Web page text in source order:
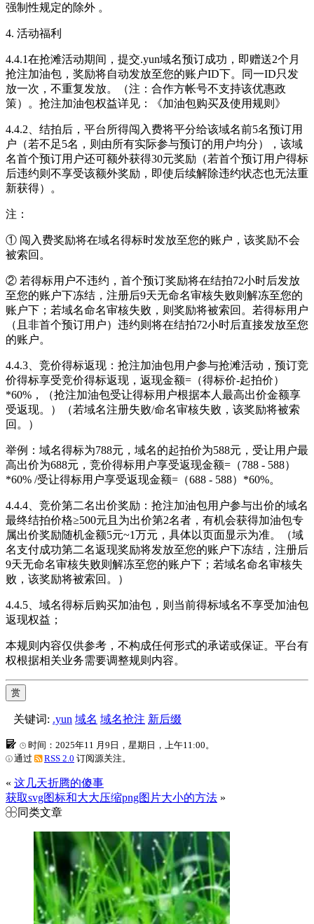
强制性规定的除外 。
4. 活动福利
4.4.1在抢滩活动期间，提交.yun域名预订成功，即赠送2个月
抢注加油包，奖励将自动发放至您的账户ID下。同一ID只发
放一次，不重复发放。（注：合作方帐号不支持该优惠政
策）。抢注加油包权益详见：《加油包购买及使用规则》
4.4.2、结拍后，平台所得闯入费将平分给该域名前5名预订用
户（若不足5名，则由所有实际参与预订的用户均分），该域
名首个预订用户还可额外获得30元奖励（若首个预订用户得标
后违约则不享受该额外奖励，即使后续解除违约状态也无法重
新获得）。
注：
① 闯入费奖励将在域名得标时发放至您的账户，该奖励不会
被索回。
② 若得标用户不违约，首个预订奖励将在结拍72小时后发放
至您的账户下冻结，注册后9天无命名审核失败则解冻至您的
账户下；若域名命名审核失败，则奖励将被索回。若得标用户
（且非首个预订用户）违约则将在结拍72小时后直接发放至您
的账户。
4.4.3、竞价得标返现：抢注加油包用户参与抢滩活动，预订竞
价得标享受竞价得标返现，返现金额=（得标价-起拍价）
*60%，（抢注加油包受让得标用户根据本人最高出价金额享
受返现。）（若域名注册失败/命名审核失败，该奖励将被索
回。）
举例：域名得标为788元，域名的起拍价为588元，受让用户最
高出价为688元，竞价得标用户享受返现金额=（788 - 588）
*60% /受让得标用户享受返现金额=（688 - 588）*60%。
4.4.4、竞价第二名出价奖励：抢注加油包用户参与出价的域名
最终结拍价格≥500元且为出价第2名者，有机会获得加油包专
属出价奖励随机金额5元~1万元，具体以页面显示为准。（域
名支付成功第二名返现奖励将发放至您的账户下冻结，注册后
9天无命名审核失败则解冻至您的账户下；若域名命名审核失
败，该奖励将被索回。）
4.4.5、域名得标后购买加油包，则当前得标域名不享受加油包
返现权益；
本规则内容仅供参考，不构成任何形式的承诺或保证。平台有
权根据相关业务需要调整规则内容。
赏
关键词: .yun 域名 域名抢注 新后缀
时间：2025年11 月9日，星期日，上午11:00。
通过
RSS 2.0 订阅源关注。
« 这几天折腾的傻事
获取svg图标和大大压缩png图片大小的方法 »
同类文章